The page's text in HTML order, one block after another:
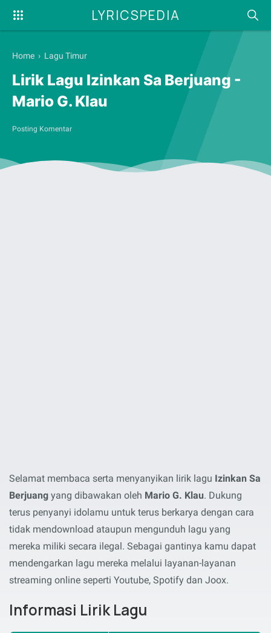
LYRICSPEDIA
Home › Lagu Timur
Lirik Lagu Izinkan Sa Berjuang -
Mario G. Klau
Posting Komentar
Selamat membaca serta menyanyikan lirik lagu Izinkan Sa
Berjuang yang dibawakan oleh Mario G. Klau. Dukung
terus penyanyi idolamu untuk terus berkarya dengan cara
tidak mendownload ataupun mengunduh lagu yang
mereka miliki secara ilegal. Sebagai gantinya kamu dapat
mendengarkan lagu mereka melalui layanan-layanan
streaming online seperti Youtube, Spotify dan Joox.
Informasi Lirik Lagu